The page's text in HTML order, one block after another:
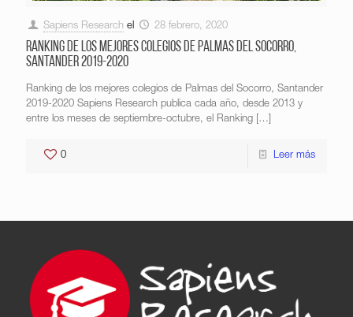
Sapiens Research el 28 febrero, 2020
Ranking de los mejores colegios de Palmas del Socorro,
Santander 2019-2020
Ranking de los mejores colegios de Palmas del Socorro, Santander
2019-2020 Sapiens Research publica cada año, desde 2013 y
entre los meses de septiembre-octubre, el Ranking […]
0 Leer más